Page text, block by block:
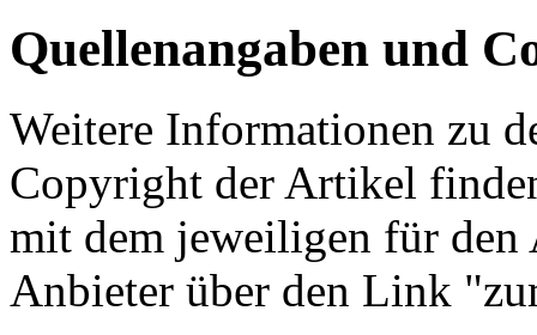
Quellenangaben und
Weitere Informationen zu
Copyright der Artikel
mit dem jeweiligen für
Anbieter über den Link